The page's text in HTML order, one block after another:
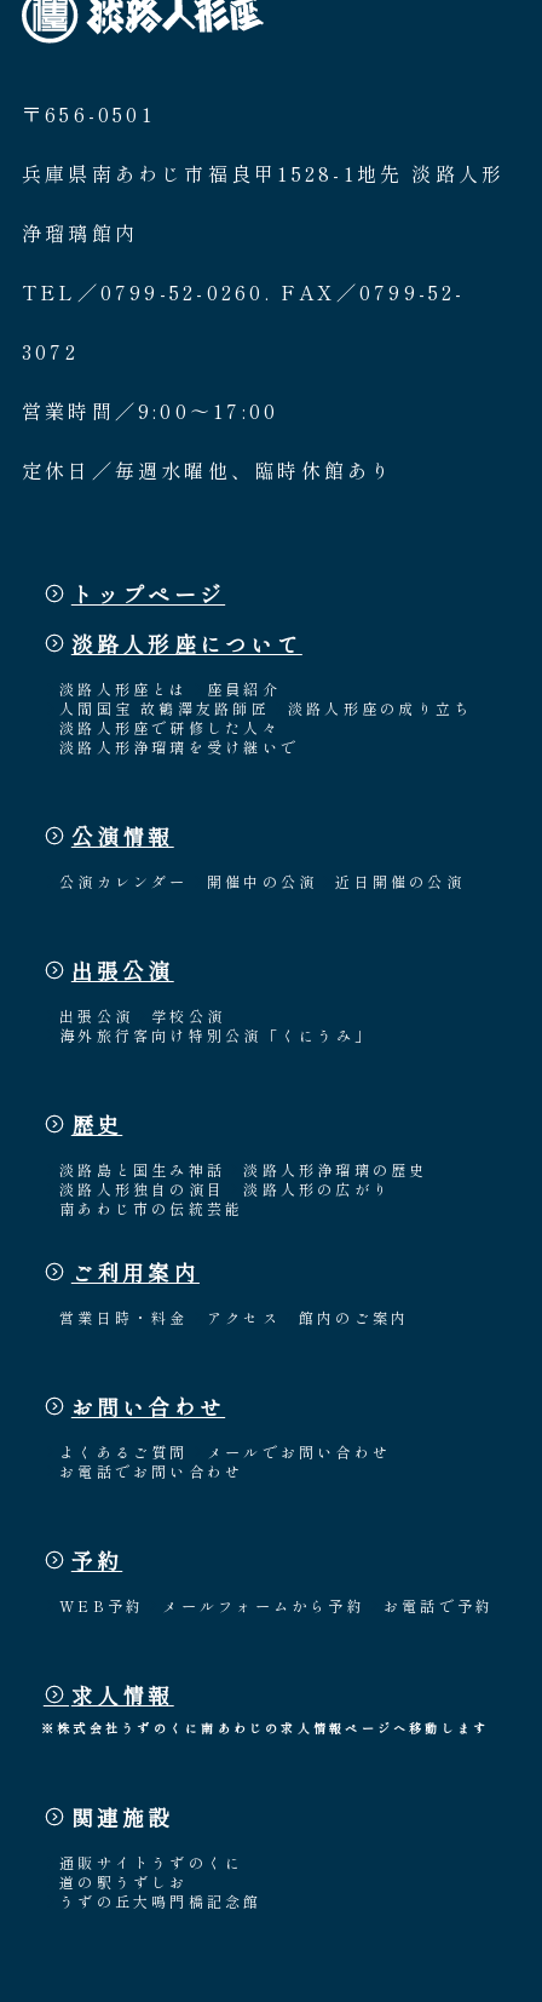
〒656-0501
兵庫県南あわじ市福良甲1528-1地先 淡路人形
浄瑠璃館内
TEL／0799-52-0260. FAX／0799-52-
3072
営業時間／9:00〜17:00
定休日／毎週水曜他、臨時休館あり
トップページ
淡路人形座について
淡路人形座とは
座員紹介
人間国宝 故鶴澤友路師匠
淡路人形座の成り立ち
淡路人形座で研修した人々
淡路人形浄瑠璃を受け継いで
公演情報
公演カレンダー 開催中の公演 近日開催の公演
出張公演
出張公演
学校公演
海外旅行客向け特別公演「くにうみ」
歴史
淡路島と国生み神話
淡路人形浄瑠璃の歴史
淡路人形独自の演目
淡路人形の広がり
南あわじ市の伝統芸能
ご利用案内
営業日時・料金 アクセス 館内のご案内
お問い合わせ
よくあるご質問
メールでお問い合わせ
お電話でお問い合わせ
予約
WEB予約 メールフォームから予約 お電話で予約
求人情報
※株式会社うずのくに南あわじの求人情報ページへ移動します
関連施設
通販サイトうずのくに
道の駅うずしお
うずの丘大鳴門橋記念館